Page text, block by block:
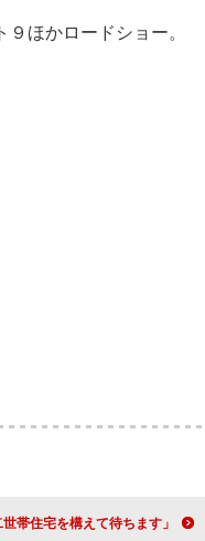
ほかロードショー。
麻、父・英樹の発言に撤回を要求 英樹は「二世帯住宅を構えて待ちます」